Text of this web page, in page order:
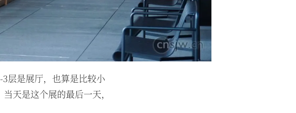
层是展厅，也算是比较小
天是这个展的最后一天，